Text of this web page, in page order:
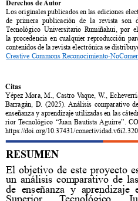
RESUMEN
    
    
   
Derechos de Autor

      
   
    

Citas
     

    
 
    
